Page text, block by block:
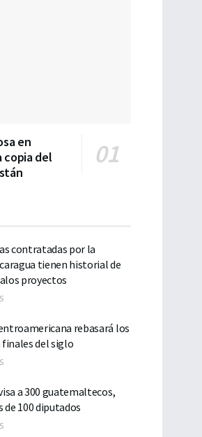
en
copia del
contratadas por la
tienen historial de
proyectos
rebasará los
finales del siglo
a 300 guatemaltecos,
de 100 diputados